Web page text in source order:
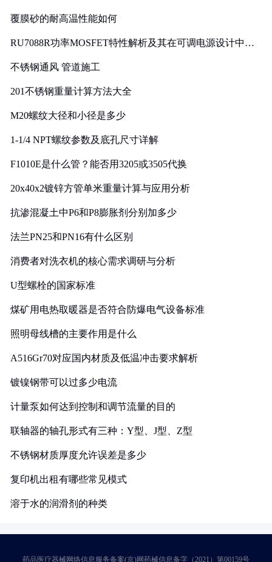
覆膜砂的耐高温性能如何
RU7088R功率MOSFET特性解析及其在可调电源设计中的
不锈钢通风 管道施工
201不锈钢重量计算方法大全
M20螺纹大径和小径是多少
1-1/4 NPT螺纹参数及底孔尺寸详解
F1010E是什么管？能否用3205或3505代换
20x40x2镀锌方管单米重量计算与应用分析
抗渗混凝土中P6和P8膨胀剂分别加多少
法兰PN25和PN16有什么区别
消费者对洗衣机的核心需求调研与分析
U型螺栓的国家标准
煤矿用电热取暖器是否符合防爆电气设备标准
照明母线槽的主要作用是什么
A516Gr70对应国内材质及低温冲击要求解析
镀镍钢带可以过多少电流
计量泵如何达到控制和调节流量的目的
联轴器的轴孔形式有三种：Y型、J型、Z型
不锈钢材质厚度允许误差是多少
复印机出租有哪些常见模式
溶于水的润滑剂的种类
药品医疗器械网络信息服务备案(京)网药械信息备字（2021）第00159号